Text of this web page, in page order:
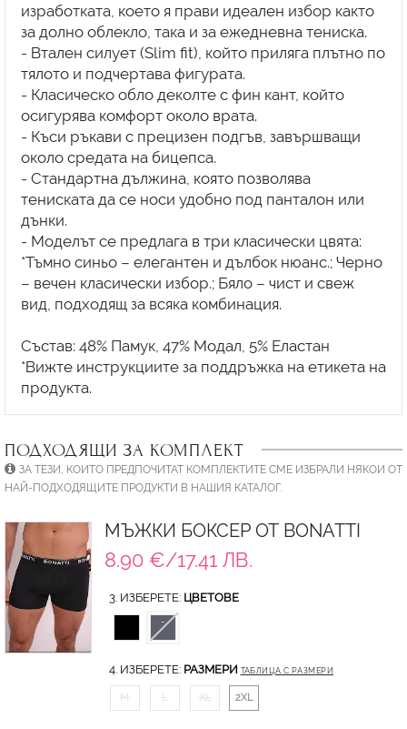
изработката, което я прави идеален избор както
за долно облекло, така и за ежедневна тениска.
- Втален силует (Slim fit), който приляга плътно по
тялото и подчертава фигурата.
- Класическо обло деколте с фин кант, който
осигурява комфорт около врата.
- Къси ръкави с прецизен подгъв, завършващи
около средата на бицепса.
- Стандартна дължина, която позволява
тениската да се носи удобно под панталон или
дънки.
- Моделът се предлага в три класически цвята:
*Тъмно синьо – елегантен и дълбок нюанс.; Черно
– вечен класически избор.; Бяло – чист и свеж
вид, подходящ за всяка комбинация.
Състав: 48% Памук, 47% Модал, 5% Еластан
*Вижте инструкциите за поддръжка на етикета на
ПОДХОДЯЩИ ЗА КОМПЛЕКТ
ЗА ТЕЗИ, КОИТО ПРЕДПОЧИТАТ КОМПЛЕКТИТЕ СМЕ ИЗБРАЛИ НЯКОИ ОТ
НАЙ-ПОДХОДЯЩИТЕ ПРОДУКТИ В НАШИЯ КАТАЛОГ.
МЪЖКИ БОКСЕР ОТ BONATTI
8.90 €/17.41 ЛВ.
3. ИЗБЕРЕТЕ: ЦВЕТОВЕ
4. ИЗБЕРЕТЕ: РАЗМЕРИ ТАБЛИЦА С РАЗМЕРИ
M L XL 2XL